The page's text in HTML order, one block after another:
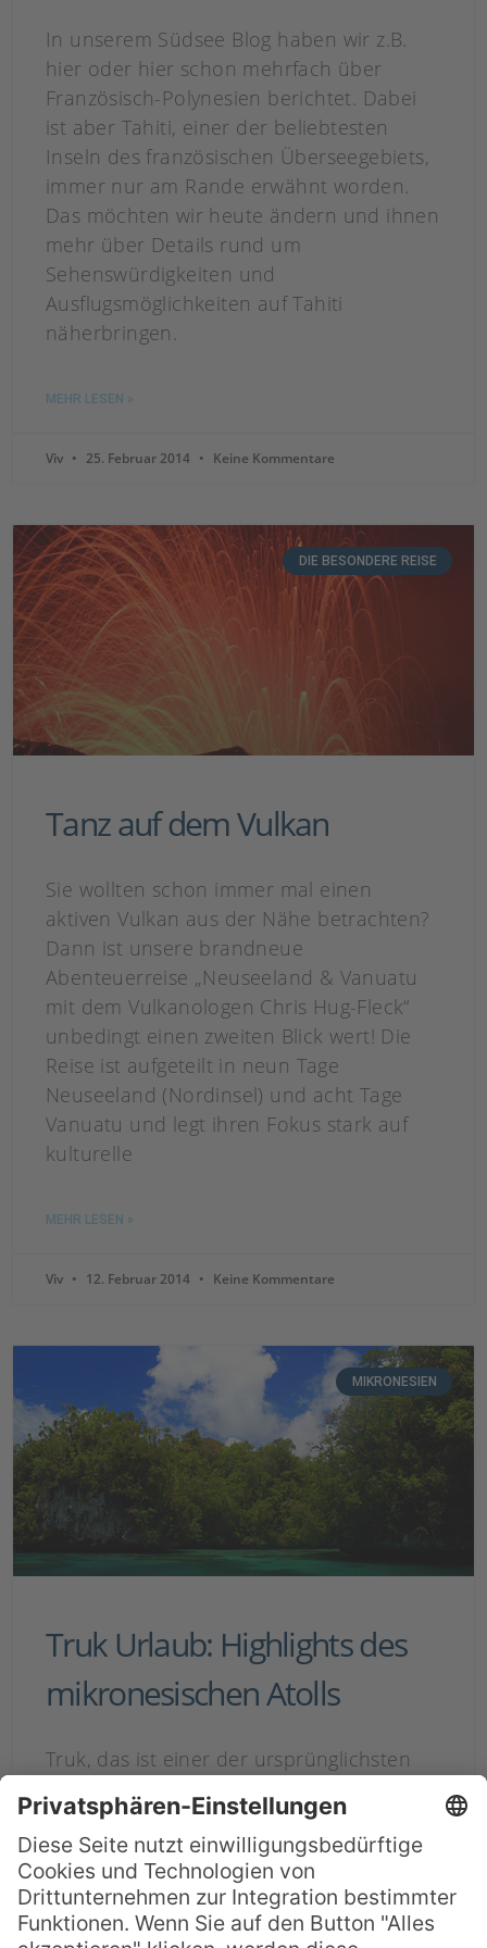
In unserem Südsee Blog haben wir z.B.
hier oder hier schon mehrfach über
Französisch-Polynesien berichtet. Dabei
ist aber Tahiti, einer der beliebtesten
Inseln des französischen Überseegebiets,
immer nur am Rande erwähnt worden.
Das möchten wir heute ändern und ihnen
mehr über Details rund um
Sehenswürdigkeiten und
Ausflugsmöglichkeiten auf Tahiti
näherbringen.
MEHR LESEN »
Viv 25. Februar 2014 Keine Kommentare
DIE BESONDERE REISE
Tanz auf dem Vulkan
Sie wollten schon immer mal einen
aktiven Vulkan aus der Nähe betrachten?
Dann ist unsere brandneue
Abenteuerreise „Neuseeland & Vanuatu
mit dem Vulkanologen Chris Hug-Fleck“
unbedingt einen zweiten Blick wert! Die
Reise ist aufgeteilt in neun Tage
Neuseeland (Nordinsel) und acht Tage
Vanuatu und legt ihren Fokus stark auf
kulturelle
MEHR LESEN »
Viv 12. Februar 2014 Keine Kommentare
MIKRONESIEN
Truk Urlaub: Highlights des
mikronesischen Atolls
Truk, das ist einer der ursprünglichsten
der abgelegensten und
abenteuerreichsten zugleich, einer der
entschleunigsten und ursprünglichsten
zudem. Truk, das war einmal. Gott sei
Dank jedoch nur im wörtlichen Sinne: